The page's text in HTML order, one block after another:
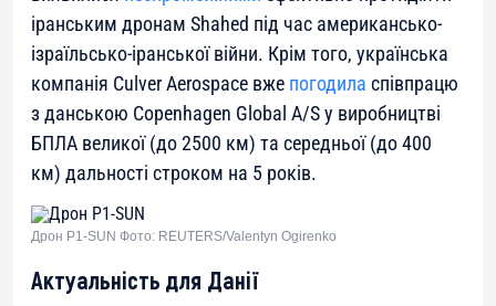
іранським дронам Shahed під час американсько-
ізраїльсько-іранської війни. Крім того, українська
компанія Culver Aerospace вже погодила співпрацю
з данською Copenhagen Global A/S у виробництві
БПЛА великої (до 2500 км) та середньої (до 400
км) дальності строком на 5 років.
Дрон P1-SUN Фото: REUTERS/Valentyn Ogirenko
Актуальність для Данії